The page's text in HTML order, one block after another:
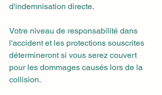
d'indemnisation directe.
Votre niveau de responsabilité dans
l'accident et les protections souscrites
détermineront si vous serez couvert
pour les dommages causés lors de la
collision.